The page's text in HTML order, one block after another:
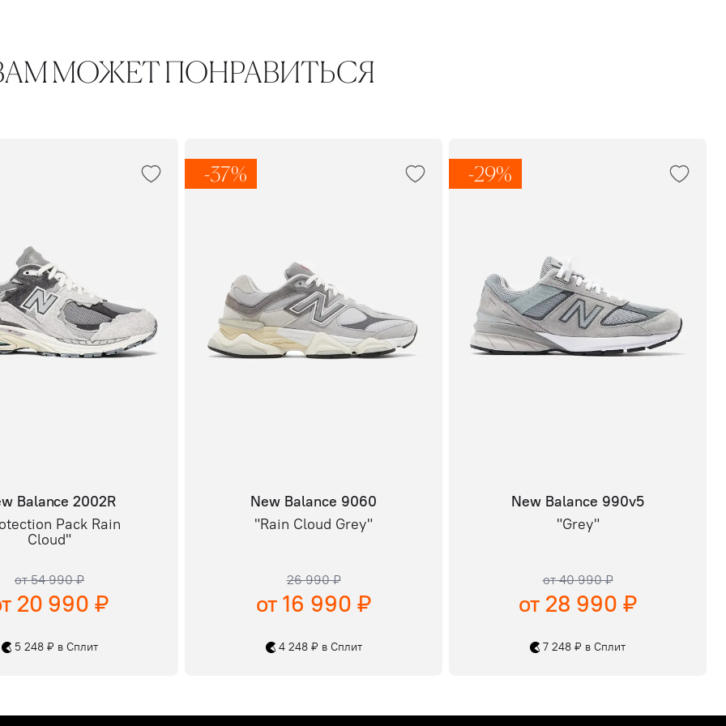
МОЖЕТ ПОНРАВИТЬСЯ
Balance 2002R
Pack Rain
Cloud"
от 54 990 ₽
20 990 ₽
5 248 ₽ в Сплит
-37%
New Balance 9060
"Rain Cloud Grey"
26 990 ₽
от 16 990 ₽
4 248 ₽ в Сплит
-29%
New Balance 990v5
"Grey"
от 40 990 ₽
от 28 990 ₽
7 248 ₽ в Сплит